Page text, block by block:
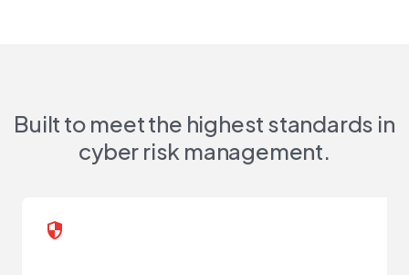
Built to meet the highest standards in
cyber risk management.
security